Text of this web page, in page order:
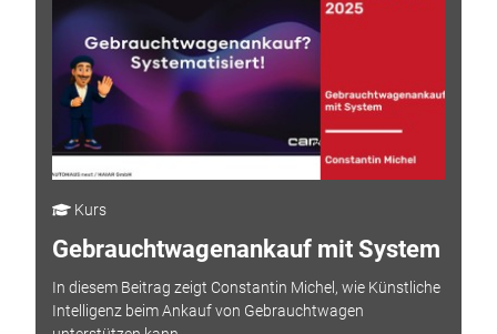
Kurs
Gebrauchtwagenankauf mit System
In diesem Beitrag zeigt Constantin Michel, wie Künstliche
Intelligenz beim Ankauf von Gebrauchtwagen